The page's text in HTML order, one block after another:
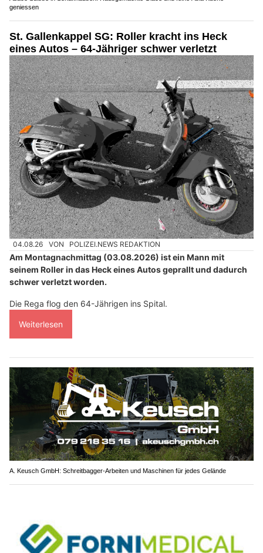
geniessen
St. Gallenkappel SG: Roller kracht ins Heck
eines Autos – 64-Jähriger schwer verletzt
04.08.26 VON POLIZEI.NEWS REDAKTION
Am Montagnachmittag (03.08.2026) ist ein Mann mit
seinem Roller in das Heck eines Autos geprallt und dadurch
schwer verletzt worden.
Die Rega flog den 64-Jährigen ins Spital.
Weiterlesen
A. Keusch GmbH: Schreitbagger-Arbeiten und Maschinen für jedes Gelände